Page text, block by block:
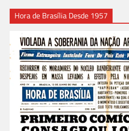
Hora de Brasília Desde 1957